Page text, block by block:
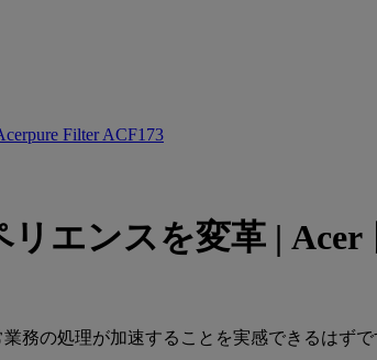
Filter ACF173
エンスを変革 | Acer
務の処理が加速することを実感できるはず